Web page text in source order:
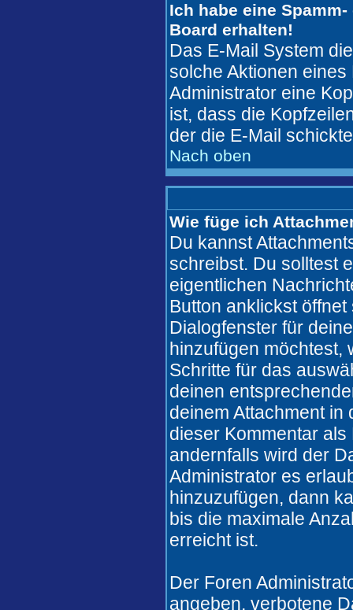
Ich habe eine
Board erhalten!
Das E-Mail System
solche Aktionen
Administrator eine
ist, dass die
der die E-Mail
Nach oben
Wie füge ich
Du kannst
schreibst. Du solltest
eigentlichen
Button anklickst
Dialogfenster für
hinzufügen möchtest,
Schritte für das
deinen
deinem Attachment in
dieser Kommentar
andernfalls wird der
Administrator es
hinzuzufügen, dann
bis die maximale
erreicht ist.
Der Foren
angeben, verbotene